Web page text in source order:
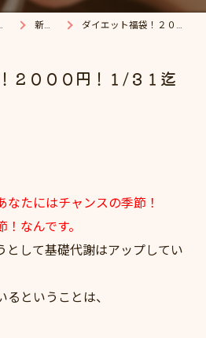
らはな整体院 新着情報 ダイエット福袋！２０００円！１/３１迄
２０００円！１/３１迄
なたにはチャンスの季節！
なんです。
として基礎代謝はアップしてい
ということは、